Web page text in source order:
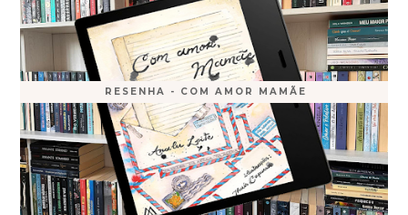
RESENHA - COM AMOR MAMÃE